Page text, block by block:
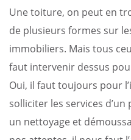
Une toiture, on peut en
de plusieurs formes sur
immobiliers. Mais tous
faut intervenir dessus
Oui, il faut toujours pour
solliciter les services
un nettoyage et